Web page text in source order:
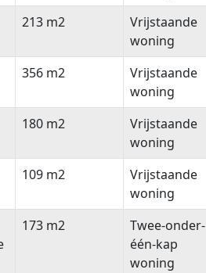
213 m2
Vrijstaande
woning
356 m2
Vrijstaande
woning
180 m2
Vrijstaande
woning
109 m2
Vrijstaande
woning
173 m2
Twee-onder-
één-kap
woning